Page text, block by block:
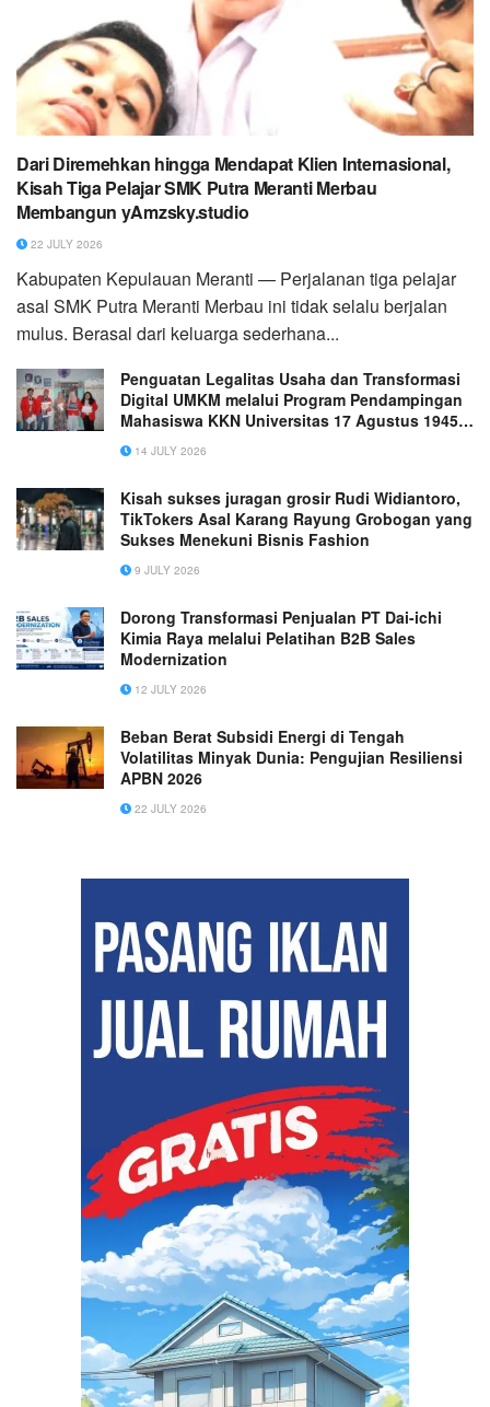
Dari Diremehkan hingga Mendapat Klien Internasional,
Kisah Tiga Pelajar SMK Putra Meranti Merbau
Membangun yAmzsky.studio
22 JULY 2026
Kabupaten Kepulauan Meranti — Perjalanan tiga pelajar
asal SMK Putra Meranti Merbau ini tidak selalu berjalan
mulus. Berasal dari keluarga sederhana...
Penguatan Legalitas Usaha dan Transformasi
Digital UMKM melalui Program Pendampingan
Mahasiswa KKN Universitas 17 Agustus 1945
Surabaya bagi Beryl Bakery di Desa Ngawen,
Kabupaten Gresik
14 JULY 2026
Kisah sukses juragan grosir Rudi Widiantoro,
TikTokers Asal Karang Rayung Grobogan yang
Sukses Menekuni Bisnis Fashion
9 JULY 2026
Dorong Transformasi Penjualan PT Dai-ichi
Kimia Raya melalui Pelatihan B2B Sales
Modernization
12 JULY 2026
Beban Berat Subsidi Energi di Tengah
Volatilitas Minyak Dunia: Pengujian Resiliensi
APBN 2026
22 JULY 2026